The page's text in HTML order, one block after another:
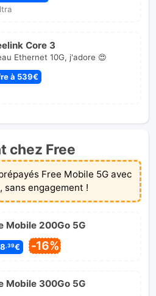
Core 3
Ethernet 10G, j'adore 😍
à 539€
chez Free
Free Mobile 5G avec
, sans engagement !
Mobile 200Go 5G
,39€ -16%
Mobile 300Go 5G